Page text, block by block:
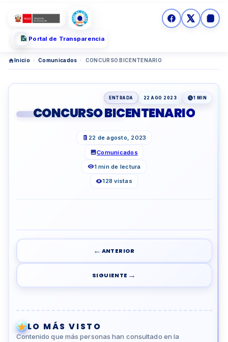
Portal de Transparencia
Inicio › Comunicados › CONCURSO BICENTENARIO
ENTRADA 22 AGO 2023 1 MIN
CONCURSO BICENTENARIO
22 de agosto, 2023
Comunicados
1 min de lectura
128 vistas
← ANTERIOR
SIGUIENTE →
LO MÁS VISTO
Contenido que más personas han consultado en la